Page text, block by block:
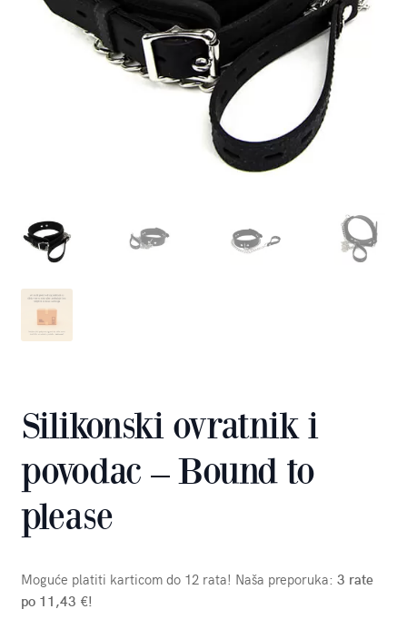
Silikonski ovratnik i
povodac – Bound to
please
Moguće platiti karticom do 12 rata! Naša preporuka: 3 rate
po 11,43 €!